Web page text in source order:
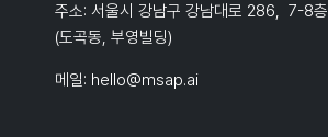
주소: 서울시 강남구 강남대로 286, 7-8층
(도곡동, 부영빌딩)
메일: hello@msap.ai